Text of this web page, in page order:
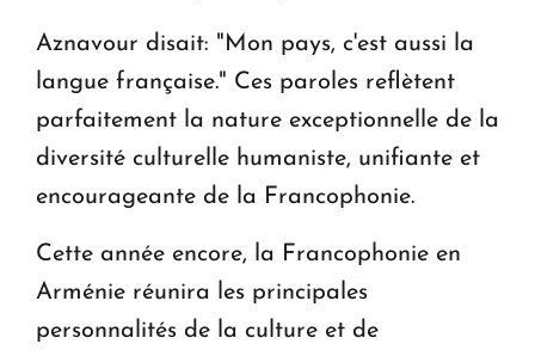
Aznavour disait: "Mon pays, c'est aussi la
langue française." Ces paroles reflètent
parfaitement la nature exceptionnelle de la
diversité culturelle humaniste, unifiante et
encourageante de la Francophonie.
Cette année encore, la Francophonie en
Arménie réunira les principales
personnalités de la culture et de